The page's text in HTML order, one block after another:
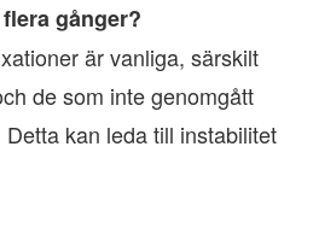
gånger?
är vanliga, särskilt
de som inte genomgått
kan leda till instabilitet